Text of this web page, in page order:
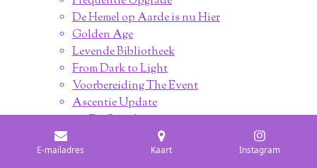
De Hemel op Aarde is nu Hier
Golden Age
Levende Bibliotheek
From Dark to Light
Voorbereiding The Event
Ascentie Update
De Openbaringen
What to Do
E-mailadres Kaart Instagram